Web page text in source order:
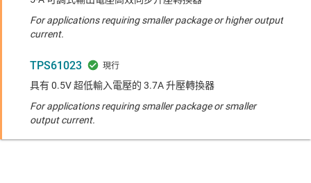
For applications requiring smaller package or higher output
current.
TPS61023
具有 0.5V 超低輸入電壓的 3.7A 升壓轉換器
For applications requiring smaller package or smaller
output current.